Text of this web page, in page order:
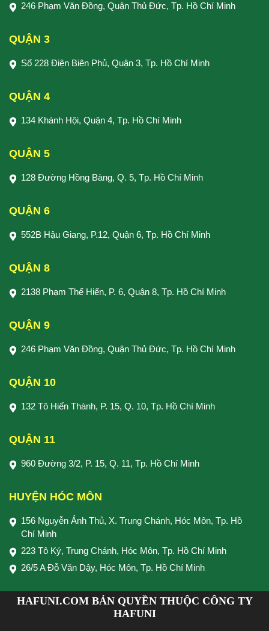
246 Phạm Văn Đồng, Quận Thủ Đức, Tp. Hồ Chí Minh
QUẬN 3
Số 228 Điện Biên Phủ, Quận 3, Tp. Hồ Chí Minh
QUẬN 4
134 Khánh Hội, Quận 4, Tp. Hồ Chí Minh
QUẬN 5
128 Đường Hồng Bàng, Q. 5, Tp. Hồ Chí Minh
QUẬN 6
552B Hậu Giang, P.12, Quận 6, Tp. Hồ Chí Minh
QUẬN 8
2138 Phạm Thế Hiển, P. 6, Quận 8, Tp. Hồ Chí Minh
QUẬN 9
246 Phạm Văn Đồng, Quận Thủ Đức, Tp. Hồ Chí Minh
QUẬN 10
132 Tô Hiến Thành, P. 15, Q. 10, Tp. Hồ Chí Minh
QUẬN 11
960 Đường 3/2, P. 15, Q. 11, Tp. Hồ Chí Minh
HUYỆN HÓC MÔN
156 Nguyễn Ảnh Thủ, X. Trung Chánh, Hóc Môn, Tp. Hồ
Chí Minh
223 Tô Ký, Trung Chánh, Hóc Môn, Tp. Hồ Chí Minh
26/5 A Đỗ Văn Dậy, Hóc Môn, Tp. Hồ Chí Minh
HAFUNI.COM BẢN QUYỀN THUỘC CÔNG TY
HAFUNI